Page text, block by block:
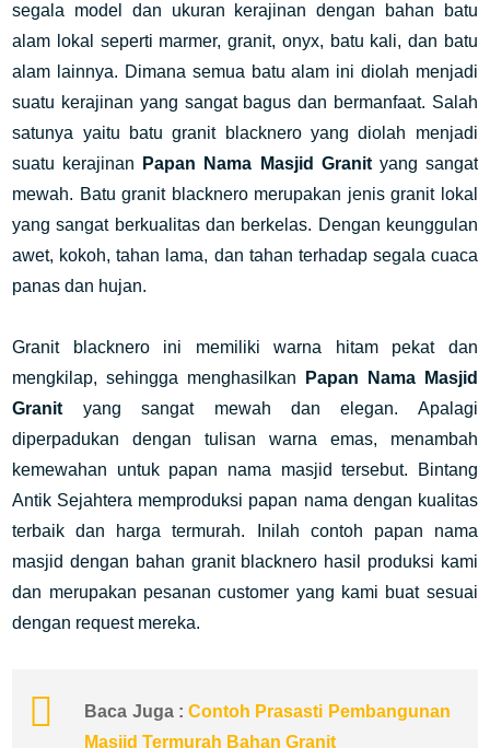
segala model dan ukuran kerajinan dengan bahan batu
alam lokal seperti marmer, granit, onyx, batu kali, dan batu
alam lainnya. Dimana semua batu alam ini diolah menjadi
suatu kerajinan yang sangat bagus dan bermanfaat. Salah
satunya yaitu batu granit blacknero yang diolah menjadi
suatu kerajinan
Papan Nama Masjid Granit yang sangat
mewah. Batu granit blacknero merupakan jenis granit lokal
yang sangat berkualitas dan berkelas. Dengan keunggulan
awet, kokoh, tahan lama, dan tahan terhadap segala cuaca
panas dan hujan.
Granit blacknero ini memiliki warna hitam pekat dan
mengkilap, sehingga menghasilkan
Papan Nama Masjid
Granit yang sangat mewah dan elegan. Apalagi
diperpadukan dengan tulisan warna emas, menambah
kemewahan untuk papan nama masjid tersebut. Bintang
Antik Sejahtera memproduksi papan nama dengan kualitas
terbaik dan harga termurah. Inilah contoh papan nama
masjid dengan bahan granit blacknero hasil produksi kami
dan merupakan pesanan customer yang kami buat sesuai
dengan request mereka.
Baca Juga :Contoh Prasasti Pembangunan
Masjid Termurah Bahan Granit